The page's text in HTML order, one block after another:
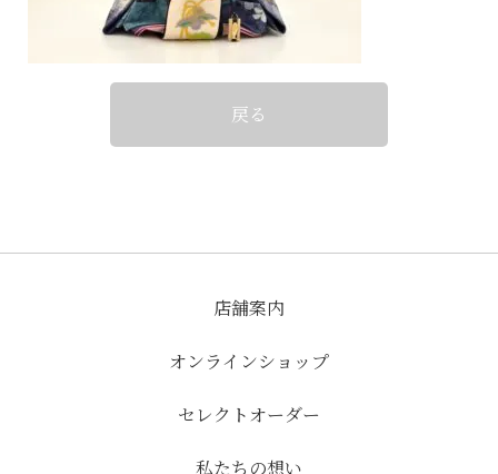
戻る
店舗案内
オンラインショップ
セレクトオーダー
私たちの想い